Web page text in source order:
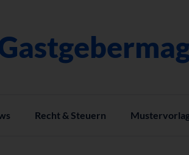
Recht & Steuern